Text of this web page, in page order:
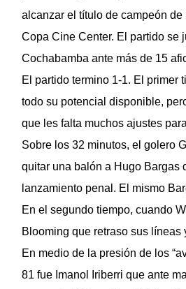
alcanzar el título de campeón de
Copa Cine Center. El partido se
Cochabamba ante más de 15
El partido termino 1-1. El primer
todo su potencial disponible,
que les falta muchos ajustes
Sobre los 32 minutos, el golero
quitar una balón a Hugo Bargas
lanzamiento penal. El mismo
En el segundo tiempo, cuando
Blooming que retraso sus líneas
En medio de la presión de los
81 fue Imanol Iriberri que ante